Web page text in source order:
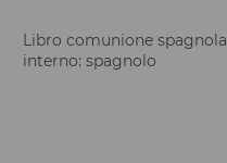
Libro comunione spagnola
interno: spagnolo